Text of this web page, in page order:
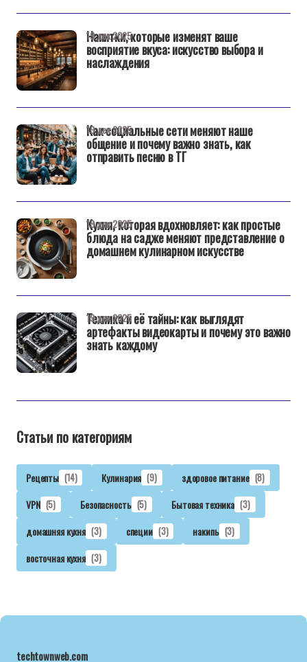
Напитки, которые изменят ваше
восприятие вкуса: искусство выбора и
наслаждения
19 дек 2025
Как социальные сети меняют наше
общение и почему важно знать, как
отправить песню в ТГ
19 дек 2025
Кухня, которая вдохновляет: как простые
блюда на садже меняют представление о
домашнем кулинарном искусстве
19 дек 2025
Техника и её тайны: как выглядят
артефакты видеокарты и почему это важно
знать каждому
19 дек 2025
Статьи по категориям
Рецепты (14) Кулинария (9) здоровое питание (8)
VPN (5) Безопасность (5) Бытовая техника (3)
домашняя кухня (3) специи (3) накипь (3)
восточная кухня (3)
techtownweb.com